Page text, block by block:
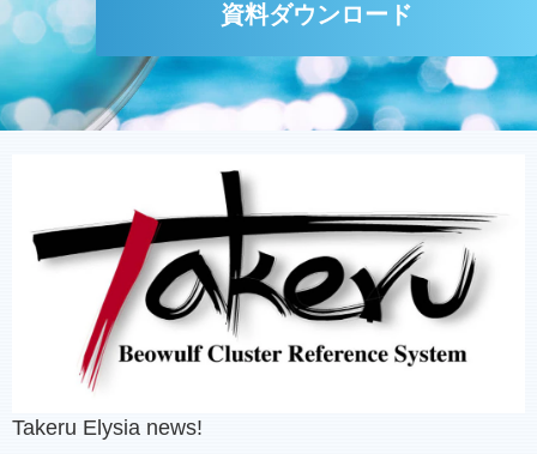
資料ダウンロード
Takeru Elysia news!